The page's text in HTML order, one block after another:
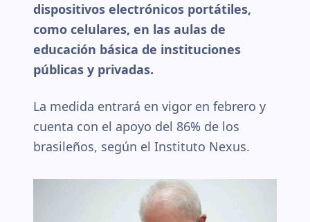
dispositivos electrónicos portátiles,
como celulares, en las aulas de
educación básica de instituciones
públicas y privadas.
La medida entrará en vigor en febrero y
cuenta con el apoyo del 86% de los
brasileños, según el Instituto Nexus.